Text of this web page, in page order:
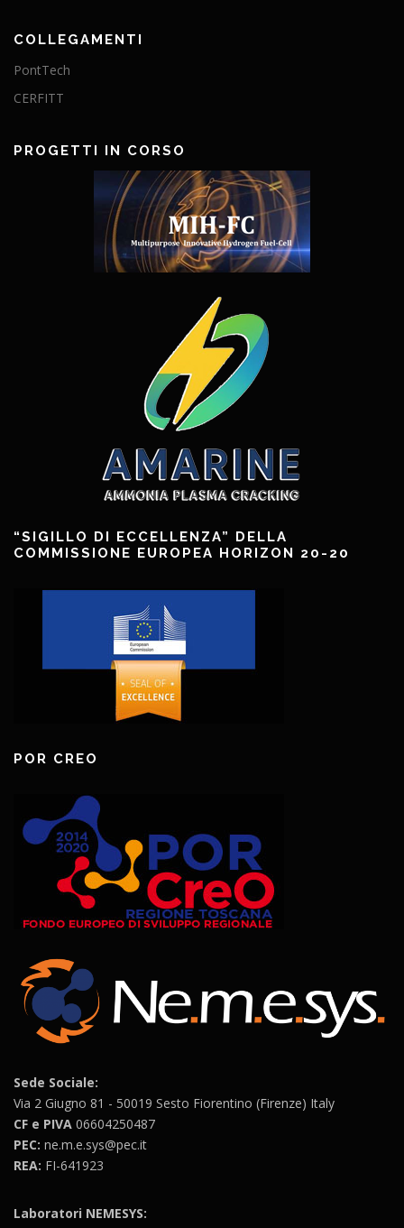
COLLEGAMENTI
PontTech
CERFITT
PROGETTI IN CORSO
“SIGILLO DI ECCELLENZA” DELLA
COMMISSIONE EUROPEA HORIZON 20-20
POR CREO
Sede Sociale:
Via 2 Giugno 81 - 50019 Sesto Fiorentino (Firenze) Italy
CF e PIVA 06604250487
PEC: ne.m.e.sys@pec.it
REA: FI-641923
Laboratori NEMESYS: